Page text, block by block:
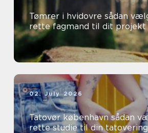
Tømrer i hvidovre sådan vælger du den
rette fagmand til dit projekt
02. July 2026
Tatovør københavn sådan vælger du det
rette studie til din tatovering